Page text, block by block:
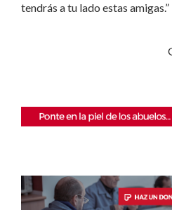
tendrás a tu lado estas amigas.”